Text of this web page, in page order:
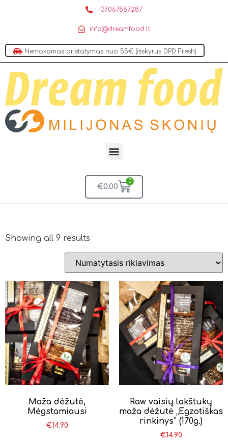
+37067887287
info@dreamfood.lt
Nemokamas pristatymas nuo 55€ (išskyrus DPD Fresh)
€0.00
0
Showing all 9 results
Maža dėžutė,
Mėgstamiausi
€14.90
Raw vaisių lakštukų
maža dėžutė „Egzotiškas
rinkinys” (170g.)
€14.90